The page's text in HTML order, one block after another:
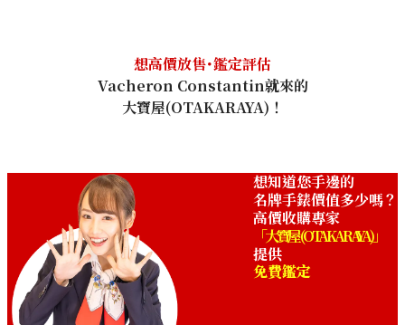
想高價放售･鑑定評估
Vacheron Constantin就來的
大寶屋(OTAKARAYA)！
想知道您手邊的
名牌手錶價值多少嗎？
高價收購專家
「大寶屋 (OTAKARAYA)」
提供
免費鑑定